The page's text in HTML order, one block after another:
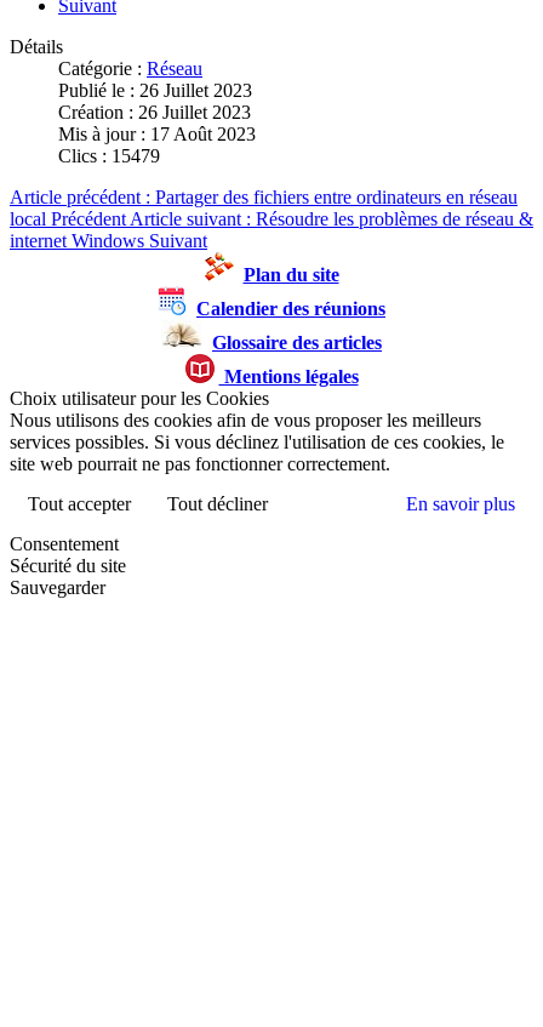
Suivant
Détails
Catégorie : Réseau
Publié le : 26 Juillet 2023
Création : 26 Juillet 2023
Mis à jour : 17 Août 2023
Clics : 15479
Article précédent : Partager des fichiers entre ordinateurs en réseau
local Précédent Article suivant : Résoudre les problèmes de réseau &
internet Windows Suivant
Plan du site
Calendier des réunions
Glossaire des articles
Mentions légales
Choix utilisateur pour les Cookies
Nous utilisons des cookies afin de vous proposer les meilleurs
services possibles. Si vous déclinez l'utilisation de ces cookies, le
site web pourrait ne pas fonctionner correctement.
Tout accepter
Tout décliner
En savoir plus
Consentement
Sécurité du site
Sauvegarder